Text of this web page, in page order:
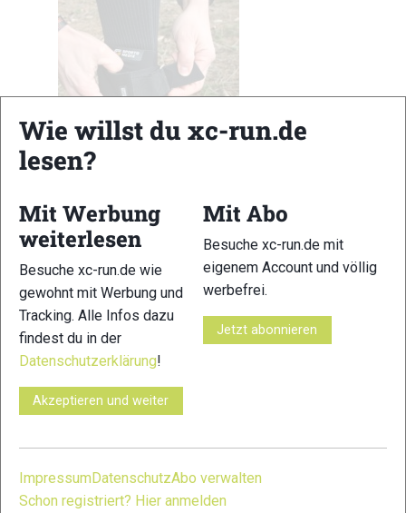
Ausprobiert: Sportomedix Fast Protect Malleo © xc-run.de
Die etwas futuristisch anmutende Bandage hat einen
sockenähnlichen Aufbau, bei der auf Höhe des
Außenknöchels die eigentliche Innovation dieses Systems
angebracht ist. Der so genannte Adaptor wirkt wie ein
Sicherheitsgurt, der im Falle eines drohenden Umknickens
sofort blockiert und dieses verhindert. Halbwegs
Zug lässt sich dieser, einem starken Gummiband
vergleichbar, in die Länge ziehen. Treten diese Kräfte jedoch
Wie willst du xc-run.de
lesen?
Mit Werbung
weiterlesen
Besuche xc-run.de wie
gewohnt mit Werbung und
Tracking. Alle Infos dazu
findest du in der
Datenschutzerklärung!
Akzeptieren und weiter
Mit Abo
Besuche xc-run.de mit
eigenem Account und völlig
werbefrei.
Jetzt abonnieren
ImpressumDatenschutzAbo verwalten
Schon registriert? Hier anmelden